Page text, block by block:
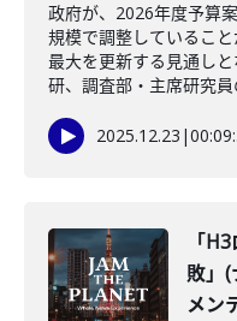
政府が、2026年度予算
規模で調整しているこ
最大を更新する見通し
研、調査部・主席研究
2025.12.23 |
「
敗」
メン